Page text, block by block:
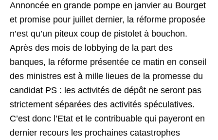
Annoncée en grande pompe en janvier au Bourget
et promise pour juillet dernier, la réforme proposée
n’est qu’un piteux coup de pistolet à bouchon.
Après des mois de lobbying de la part des
banques, la réforme présentée ce matin en conseil
des ministres est à mille lieues de la promesse du
candidat PS : les activités de dépôt ne seront pas
strictement séparées des activités spéculatives.
C’est donc l’Etat et le contribuable qui payeront en
dernier recours les prochaines catastrophes